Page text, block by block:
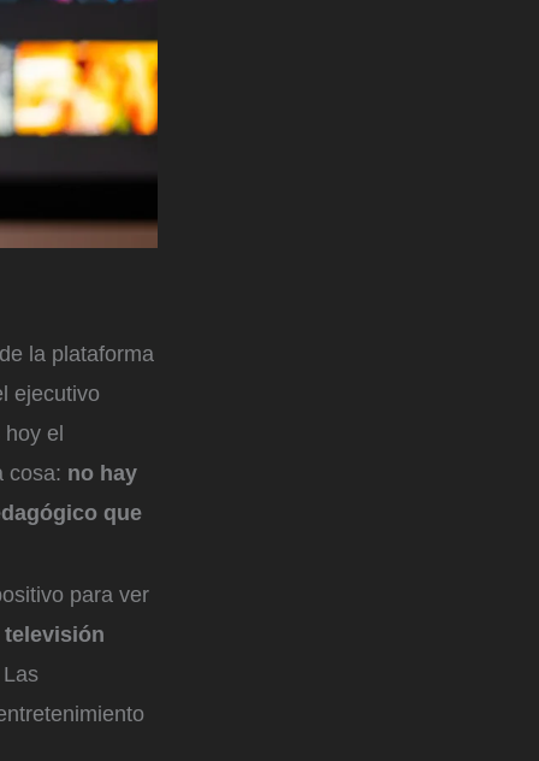
la plataforma
ejecutivo
el
cosa: no hay
que
para ver
televisión